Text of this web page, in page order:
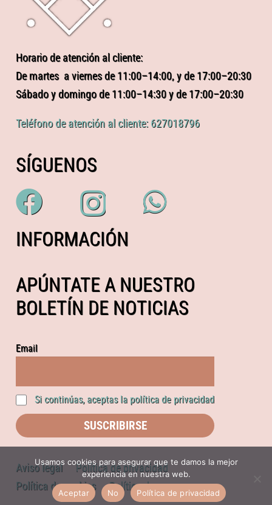
Horario de atención al cliente:
De martes a viernes de 11:00–14:00, y de 17:00–20:30
Sábado y domingo de 11:00–14:30 y de 17:00–20:30
Teléfono de atención al cliente: 627018796
SÍGUENOS
INFORMACIÓN
APÚNTATE A NUESTRO
BOLETÍN DE NOTICIAS
Email
Si continúas, aceptas la política de privacidad
Aviso legal
Política de privacidad
Política de cookies
Política de compras
Usamos cookies para asegurar que te damos la mejor
experiencia en nuestra web.
Aceptar
No Política de privacidad